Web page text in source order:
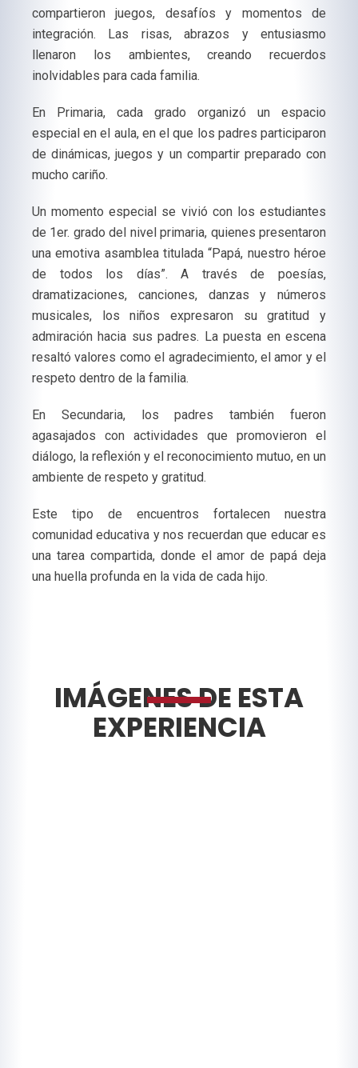
compartieron juegos, desafíos y momentos de
integración. Las risas, abrazos y entusiasmo
llenaron los ambientes, creando recuerdos
inolvidables para cada familia.
En Primaria, cada grado organizó un espacio
especial en el aula, en el que los padres participaron
de dinámicas, juegos y un compartir preparado con
mucho cariño.
Un momento especial se vivió con los estudiantes
de 1er. grado del nivel primaria, quienes presentaron
una emotiva asamblea titulada “Papá, nuestro héroe
de todos los días”. A través de poesías,
dramatizaciones, canciones, danzas y números
musicales, los niños expresaron su gratitud y
admiración hacia sus padres. La puesta en escena
resaltó valores como el agradecimiento, el amor y el
respeto dentro de la familia.
En Secundaria, los padres también fueron
agasajados con actividades que promovieron el
diálogo, la reflexión y el reconocimiento mutuo, en un
ambiente de respeto y gratitud.
Este tipo de encuentros fortalecen nuestra
comunidad educativa y nos recuerdan que educar es
una tarea compartida, donde el amor de papá deja
una huella profunda en la vida de cada hijo.
IMÁGENES DE ESTA
EXPERIENCIA